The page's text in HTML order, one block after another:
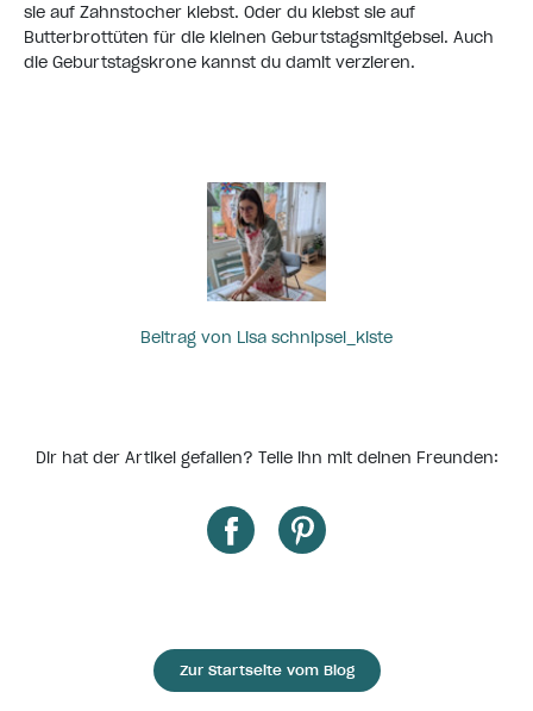
sie auf Zahnstocher klebst. Oder du klebst sie auf
Butterbrottüten für die kleinen Geburtstagsmitgebsel. Auch
die Geburtstagskrone kannst du damit verzieren.
Beitrag von Lisa schnipsel_kiste
Dir hat der Artikel gefallen? Teile ihn mit deinen Freunden:
Zur Startseite vom Blog